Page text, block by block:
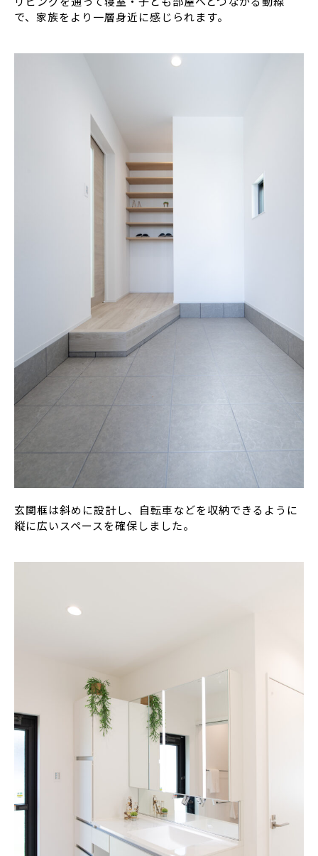
で、家族をより一層身近に感じられます。
玄関框は斜めに設計し、自転車などを収納できるように
縦に広いスペースを確保しました。